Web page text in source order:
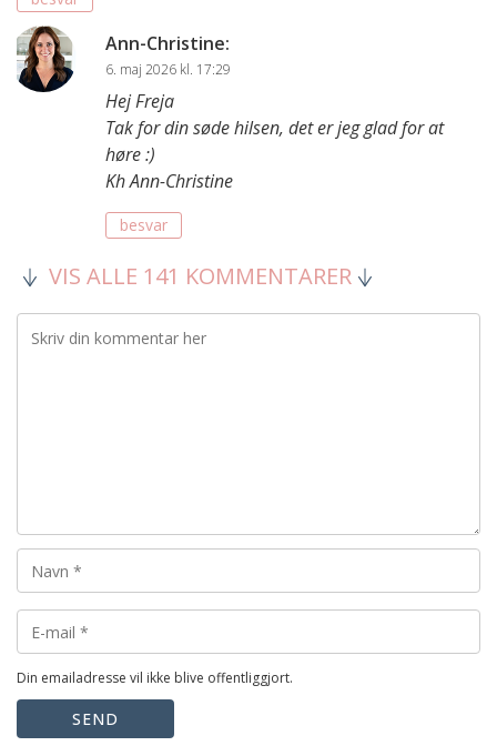
Ann-Christine:
6. maj 2026 kl. 17:29
Hej Freja
Tak for din søde hilsen, det er jeg glad for at
høre :)
Kh Ann-Christine
besvar
VIS ALLE 141 KOMMENTARER
Din emailadresse vil ikke blive offentliggjort.
SEND